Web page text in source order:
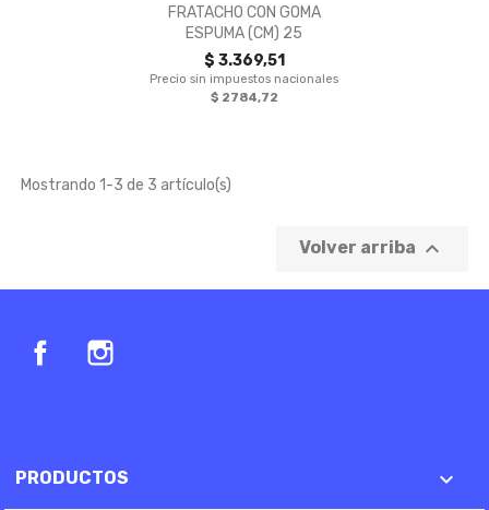
Vista rápida
FRATACHO CON GOMA
ESPUMA (CM) 25
$ 3.369,51
Precio sin impuestos nacionales
$ 2784,72
Mostrando 1-3 de 3 artículo(s)
Volver arriba 
Facebook
PRODUCTOS 